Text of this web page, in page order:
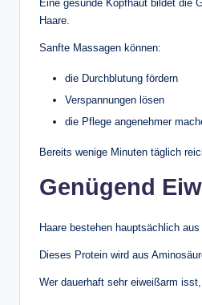
Eine gesunde Kopfhaut bildet die
Haare.
Sanfte Massagen können:
die Durchblutung fördern
Verspannungen lösen
die Pflege angenehmer
Bereits wenige Minuten täglich
Genügend
Haare bestehen hauptsächlich aus
Dieses Protein wird aus
Wer dauerhaft sehr eiweißarm